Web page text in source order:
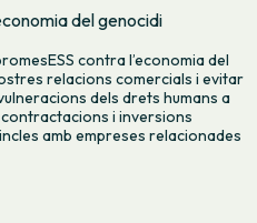
del genocidi
contra l’economia del
relacions comercials i evitar
dels drets humans a
contractacions i inversions
amb empreses relacionades